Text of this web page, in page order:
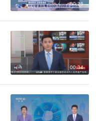
00:26
00:34